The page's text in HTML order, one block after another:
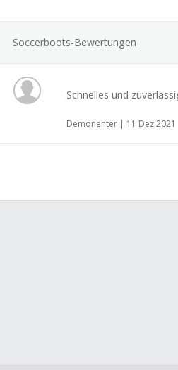
Soccerboots-Bewertungen
Schnelles und
Demonenter | 11 Dez 2021